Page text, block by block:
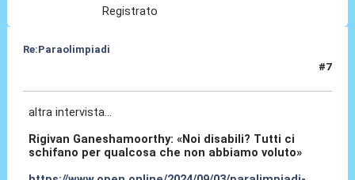
Registrato
Re:Paraolimpiadi
#7
altra intervista...
Rigivan Ganeshamoorthy: «Noi disabili? Tutti ci
schifano per qualcosa che non abbiamo voluto»